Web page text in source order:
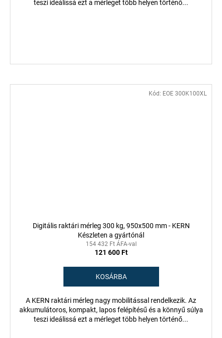
teszi ideálissá ezt a mérleget több helyen történő...
Digitális raktári mérleg 300 kg, 950x500 mm - KERN
Készleten a gyártónál
154 432 Ft ÁFA-val
121 600 Ft
KOSÁRBA
A KERN raktári mérleg nagy mobilitással rendelkezik. Az
akkumulátoros, kompakt, lapos felépítésű és a könnyű súlya
teszi ideálissá ezt a mérleget több helyen történő...
Kód: EOE 300K100XL